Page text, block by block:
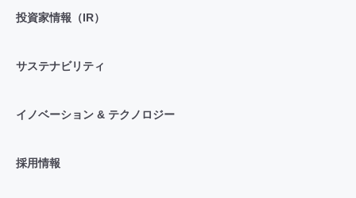
投資家情報（IR）
サステナビリティ
イノベーション & テクノロジー
採用情報